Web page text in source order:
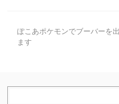
ぽこあポケモンでブーバーを
ます